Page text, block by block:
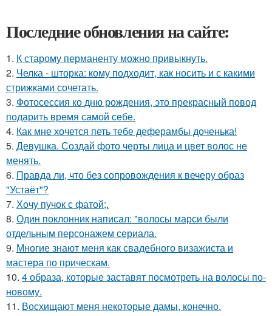
Последние обновления на сайте:
1. К старому перманенту можно привыкнуть.
2. Челка - шторка: кому подходит, как носить и с какими
стрижками сочетать.
3. Фотосессия ко дню рождения, это прекрасный повод
подарить время самой себе.
4. Как мне хочется петь тебе деферамбы доченька!
5. Девушка. Создай фото черты лица и цвет волос не
менять.
6. Правда ли, что без сопровождения к вечеру образ
"Устаёт"?
7. Хочу пучок с фатой;.
8. Один поклонник написал: "волосы марси были
отдельным персонажем сериала.
9. Многие знают меня как свадебного визажиста и
мастера по прическам.
10. 4 образа, которые заставят посмотреть на волосы по-
новому.
11. Восхищают меня некоторые дамы, конечно.